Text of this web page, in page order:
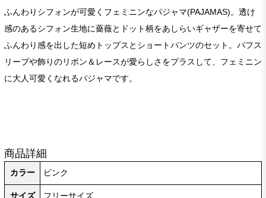
ふんわりシフォンが可愛くフェミニンなパジャマ(PAJAMAS)。透け
感のあるシフォン生地に薔薇とドット柄をあしらいギャザーを寄せて
ふんわり感を出した短めトップスとショートパンツのセット。パフス
リーブや飾りのリボン＆レースが愛らしさをプラスして、フェミニン
に大人可愛くなれるパジャマです。
商品詳細
カラー ピンク
サイズ フリーサイズ